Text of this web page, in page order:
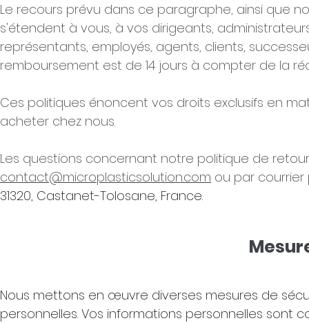
Le recours prévu dans ce paragraphe, ainsi que
s'étendent à vous, à vos dirigeants,
représentants, employés, agents, clients,
remboursement est de 14 jours à compter de la
Ces politiques énoncent vos droits exclusifs en
acheter chez nous.
Les questions concernant notre politique de
contact@microplasticsolution.com ou par
31320, Castanet-Tolosane, France.
Nous mettons en œuvre diverses mesures de
personnelles. Vos informations personnelles sont